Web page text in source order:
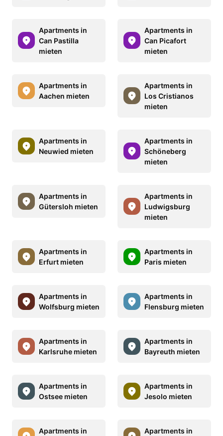
Apartments in
Can Pastilla
mieten
Apartments in
Can Picafort
mieten
Apartments in
Aachen mieten
Apartments in
Los Cristianos
mieten
Apartments in
Neuwied mieten
Apartments in
Schöneberg
mieten
Apartments in
Gütersloh mieten
Apartments in
Ludwigsburg
mieten
Apartments in
Erfurt mieten
Apartments in
Paris mieten
Apartments in
Wolfsburg mieten
Apartments in
Flensburg mieten
Apartments in
Karlsruhe mieten
Apartments in
Bayreuth mieten
Apartments in
Ostsee mieten
Apartments in
Jesolo mieten
Apartments in
Apartments in